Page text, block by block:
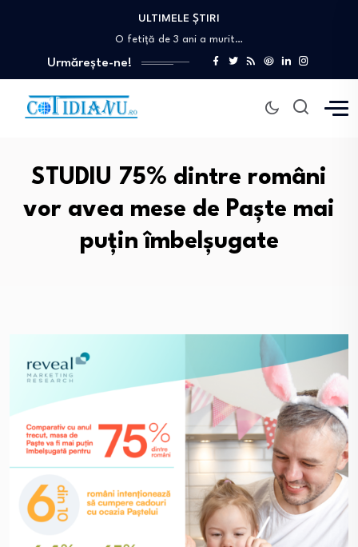
ULTIMELE ȘTIRI
Diana Șoșoacă se vede „șefă de pușcărie”…
O fetiță de 3 ani a murit…
Peste 20 de orașe din Italia, sub…
Decizie crucială pentru mediu: Strategia biodiversității revine…
Atac armat cu mai multe victime într-o…
Urmărește-ne!
STUDIU 75% dintre români
vor avea mese de Paște mai
puțin îmbelșugate